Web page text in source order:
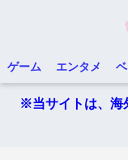
ゲーム エンタメ
※当サイトは、海